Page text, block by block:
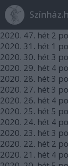
2020. 47. hét 2
2020. 31. hét 1
2020. 30. hét 3
2020. 29. hét 4
2020. 28. hét 3
2020. 27. hét 3
2020. 26. hét 4
2020. 25. hét 5
2020. 24. hét 4
2020. 23. hét 3
2020. 22. hét 2
2020. 21. hét 4